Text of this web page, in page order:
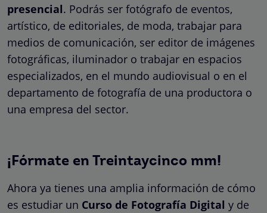
presencial. Podrás ser fotógrafo de eventos,
artístico, de editoriales, de moda, trabajar para
medios de comunicación, ser editor de imágenes
fotográficas, iluminador o trabajar en espacios
especializados, en el mundo audiovisual o en el
departamento de fotografía de una productora o
una empresa del sector.
¡Fórmate en Treintaycinco mm!
Ahora ya tienes una amplia información de cómo
es estudiar un Curso de Fotografía Digital y de